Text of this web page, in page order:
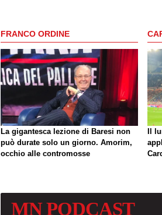
FRANCO ORDINE
La gigantesca lezione di Baresi non
può durate solo un giorno. Amorim,
occhio alle contromosse
Il
MNPODCAST